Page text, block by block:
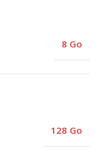
8 Go
128 Go